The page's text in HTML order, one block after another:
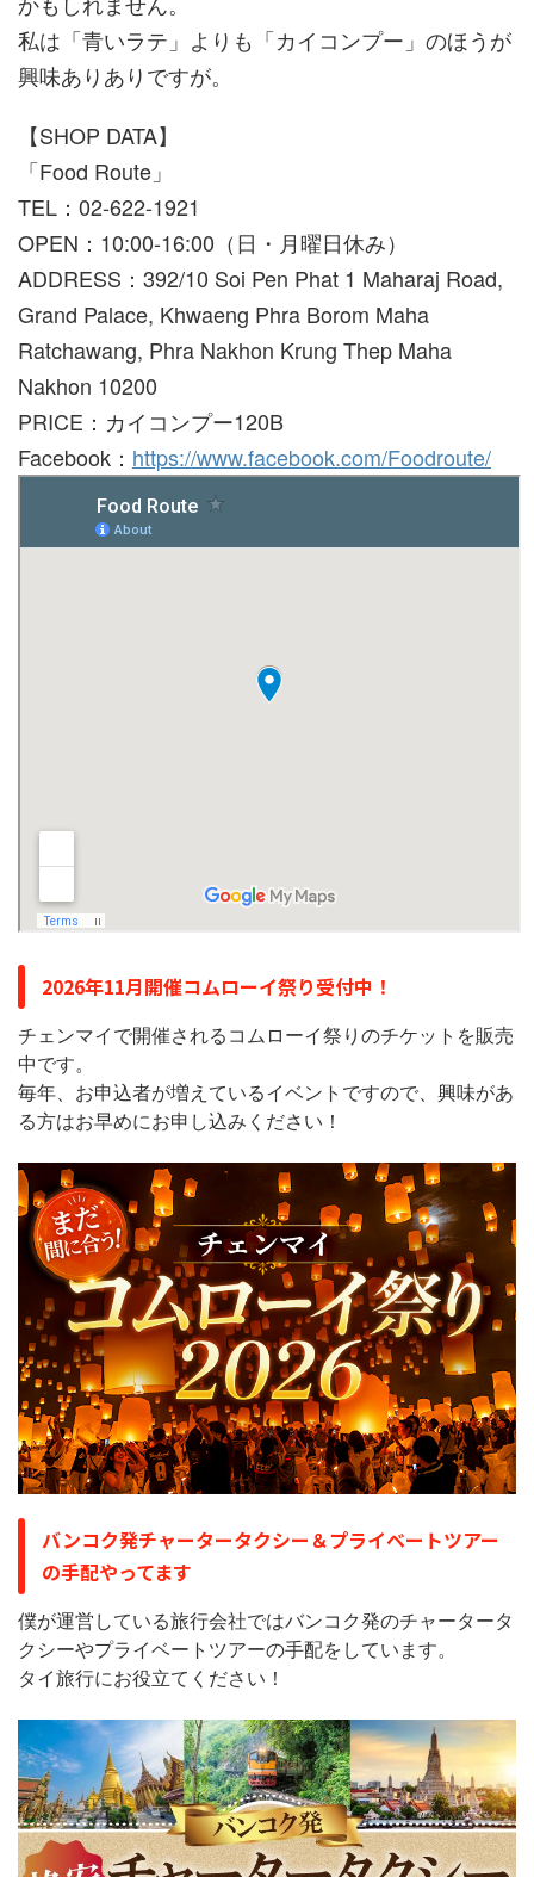
私は「青いラテ」よりも「カイコンプー」のほうが
興味ありありですが。
【SHOP DATA】
「Food Route」
TEL：02-622-1921
OPEN：10:00-16:00（日・月曜日休み）
ADDRESS：392/10 Soi Pen Phat 1 Maharaj Road,
Grand Palace, Khwaeng Phra Borom Maha
Ratchawang, Phra Nakhon Krung Thep Maha
Nakhon 10200
PRICE：カイコンプー120B
Facebook： https://www.facebook.com/Foodroute/
2026年11月開催コムローイ祭り受付中！
チェンマイで開催されるコムローイ祭りのチケットを販売
中です。
毎年、お申込者が増えているイベントですので、興味があ
る方はお早めにお申し込みください！
バンコク発チャータータクシー＆プライベートツアー
の手配やってます
僕が運営している旅行会社ではバンコク発のチャータータ
クシーやプライベートツアーの手配をしています。
タイ旅行にお役立てください！